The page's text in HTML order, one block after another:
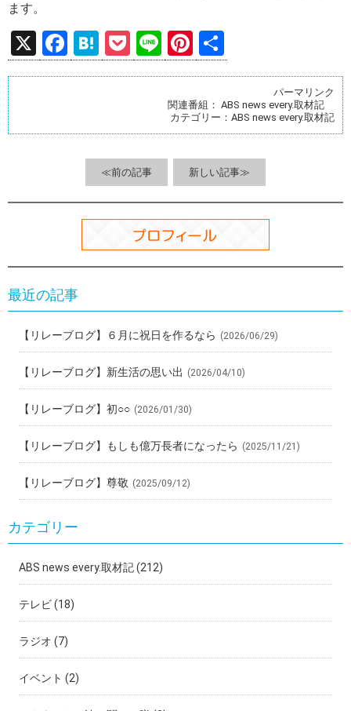
ます。
X
F
a
o
k
H
at
a
P
o
Li
n
e
Pi
nt
er
es
t
有
パーマリンク
関連番組： ABS news every.取材記
カテゴリー： ABS news every.取材記
≪前の記事 新しい記事≫
最近の記事
【リレーブログ】６月に祝日を作るなら (2026/06/29)
【リレーブログ】新生活の思い出 (2026/04/10)
【リレーブログ】初○○ (2026/01/30)
【リレーブログ】もしも億万長者になったら (2025/11/21)
【リレーブログ】尊敬 (2025/09/12)
カテゴリー
ABS news every.取材記(212)
テレビ(18)
ラジオ (7)
イベント (2)